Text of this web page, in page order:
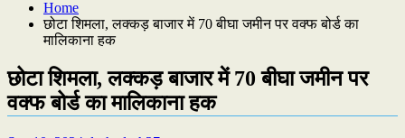
Home
छोटा शिमला, लक्कड़ बाजार में 70 बीघा जमीन पर वक्फ बोर्ड का
मालिकाना हक
छोटा शिमला, लक्कड़ बाजार में 70 बीघा जमीन पर
वक्फ बोर्ड का मालिकाना हक